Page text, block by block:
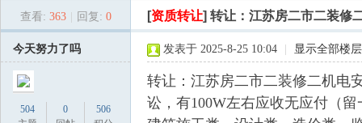
› ›
查看: 363 回复: 0 [资质转让] 转让：江苏房二市二装修
今天努力了吗
504
0
506
发表于 2025-8-25 10:04 显示全部楼层
转让：江苏房二市二装修二机电
讼，有100W左右应收无应付（